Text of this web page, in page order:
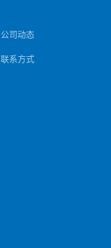
公司动态
联系方式